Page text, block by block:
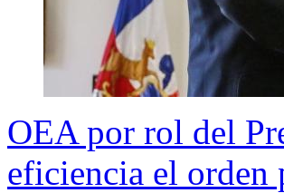
OEA por rol del
eficiencia el orden